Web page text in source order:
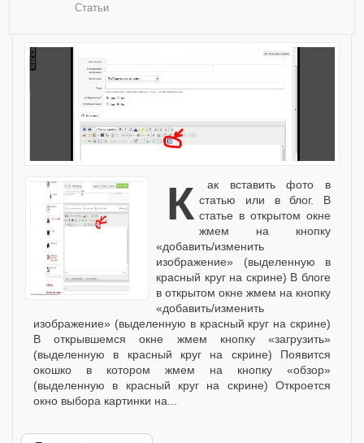
Статьи
Как вставить фото в статью или в блог. В
статье в открытом окне
жмем на кнопку
«добавить/изменить
изображение» (выделенную в
красный круг на скрине) В блоге
в открытом окне жмем на кнопку
«добавить/изменить
изображение» (выделенную в красный круг на скрине)
В открывшемся окне жмем кнопку «загрузить»
(выделенную в красный круг на скрине) Появится
окошко в котором жмем на кнопку «обзор»
(выделенную в красный круг на скрине) Откроется
окно выбора картинки на...